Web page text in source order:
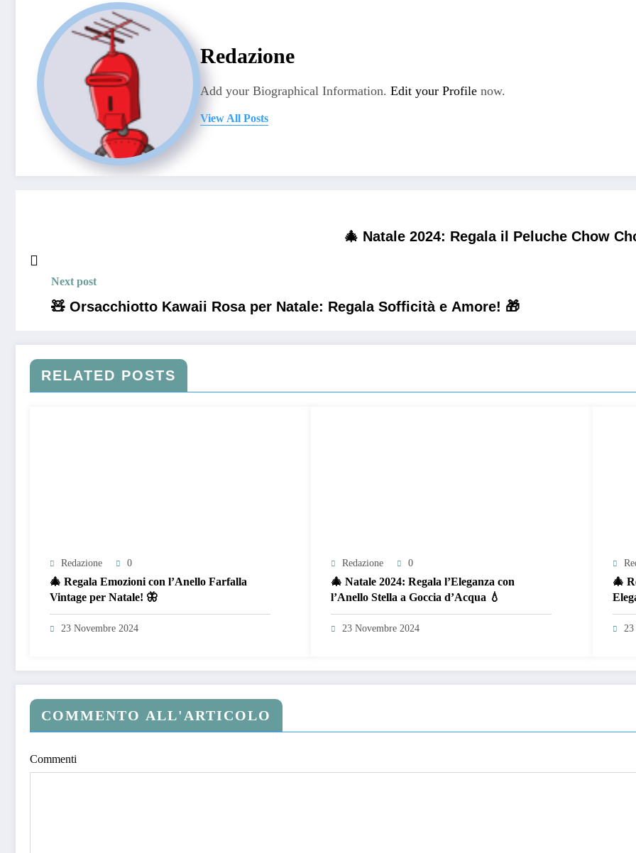
Redazione
Add your Biographical Information. Edit your Profile now.
View All Posts
🎄 Natale 2024: Regala il Peluche Chow
Next post
🧸 Orsacchiotto Kawaii Rosa per Natale: Regala Sofficità e Amore! 🎁
RELATED POSTS
Redazione 0
🎄 Regala Emozioni con l’Anello Farfalla
Vintage per Natale! 🦋
23 Novembre 2024
Redazione 0
🎄 Natale 2024: Regala l’Eleganza con
l’Anello Stella a Goccia d’Acqua 💧
23 Novembre 2024
🎄
COMMENTO ALL'ARTICOLO
Commenti